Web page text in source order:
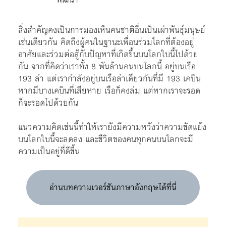
สิ่งสำคัญคงเป็นการมองเห็นคนชาติอื่นเป็นเผ่าพันธุ์มนุษย์
เช่นเดียวกัน คิดถึงผู้คนในฐานะเพื่อนร่วมโลกที่ต้องอยู่
อาศัยและร่วมต่อสู้กับปัญหาที่เกิดขึ้นบนโลกใบนี้ไปด้วย
กัน จากที่คิดว่าเราทั้ง 8 พันล้านคนบนโลกนี้ อยู่บนเรือ
193 ลำ แต่เรากำลังอยู่บนเรือลำเดียวกันที่มี 193 เคบิน
หากมีบางเคบินที่เสียหาย เรือก็คงล่ม แต่หากเราจะรอด
ก็จะรอดไปด้วยกัน
แนวความคิดเช่นนี้ทำให้เรายังมีความหวังว่าความขัดแย้ง
บนโลกใบนี้จะลดลง และชีวิตของคนทุกคนบนโลกจะมี
ความเป็นอยู่ที่ดีขึ้น
อ่านบทความเวอร์ชันภาษาอังกฤษได้ที่นี่